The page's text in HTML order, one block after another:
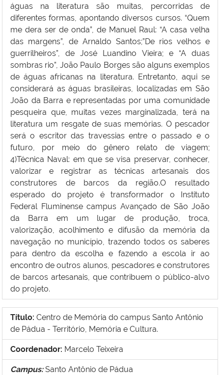
águas na literatura são muitas, percorridas de
diferentesformas, apontando diversos cursos. “Quem
me dera ser de onda”, de Manuel Raul: “A casa velha
das margens”, de Arnaldo Santos;”De rios velhos e
guerrilheiros”, de José Luandino Vieira; e “A duas
sombras rio”, João Paulo Borges são alguns exemplos
de águas africanas na literatura. Entretanto, aqui se
considerará as águas brasileiras, localizadas em São
João da Barra e representadas por uma comunidade
pesqueira que, muitas vezes marginalizada, terá na
literatura um resgate de suas memórias. O pescador
será o escritor das travessias entre o passado e o
futuro, por meio do gênero relato de viagem;
4)Técnica Naval: em que se visa preservar, conhecer,
valorizar e registrar as técnicas artesanais dos
construtores de barcos da região.O resultado
esperado do projeto é transformador o Instituto
Federal Fluminense campus Avançado de São João
da Barra em um lugar de produção, troca,
valorização, acolhimento e difusão da memória da
navegação no município, trazendo todos os saberes
para dentro da escolha e fazendo a escola ir ao
encontro de outros alunos, pescadores e construtores
de barcos artesanais, que contribuem o público-alvo
do projeto.
Título: Centro de Memória do campus Santo Antônio
de Pádua - Território, Memória e Cultura.
Coordenador: Marcelo Teixeira
Campus:Santo Antônio de Pádua